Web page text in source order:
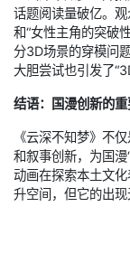
话题阅读量破亿。
和“女性主角的突破
分3D场景的穿模问
大胆尝试也引发了
结语：国漫创新的
《云深不知梦》不
和叙事创新，为国
动画在探索本土文
升空间，但它的出现